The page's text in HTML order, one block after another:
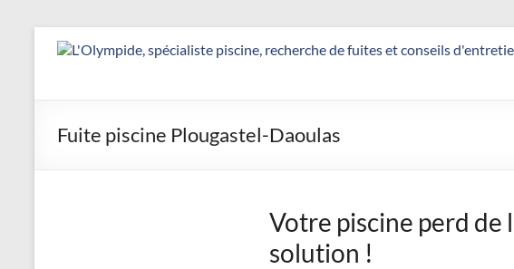
Détection
Réparation
Fuite piscine Plougastel-Daoulas
Votre piscine perd de
solution !